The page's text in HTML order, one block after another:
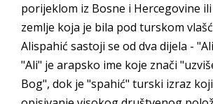
porijeklom iz Bosne i Hercegovine
zemlje koja je bila pod turskom
Alispahić sastoji se od dva dijela -
"Ali" je arapsko ime koje znači
Bog", dok je "spahić" turski izraz